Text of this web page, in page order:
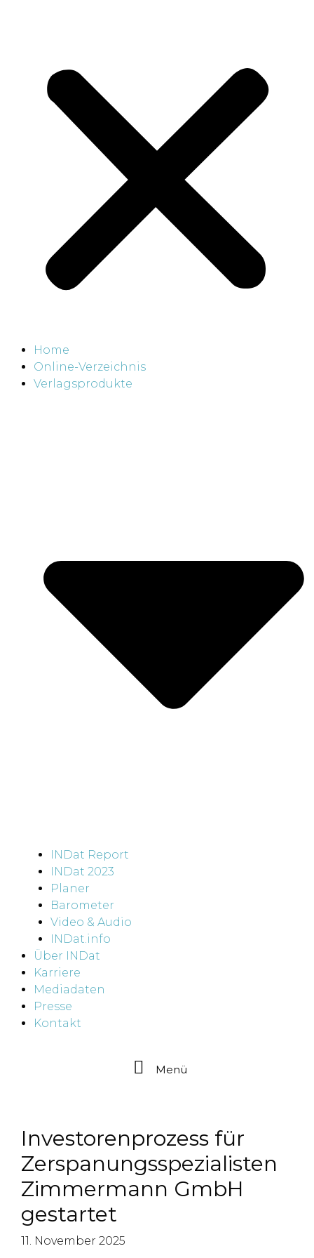
Home
Online-Verzeichnis
Verlagsprodukte
INDat Report
INDat 2023
Planer
Barometer
Video & Audio
INDat.info
Über INDat
Karriere
Mediadaten
Presse
Kontakt
Menü
Investorenprozess für
Zerspanungsspezialisten
Zimmermann GmbH
gestartet
11. November 2025